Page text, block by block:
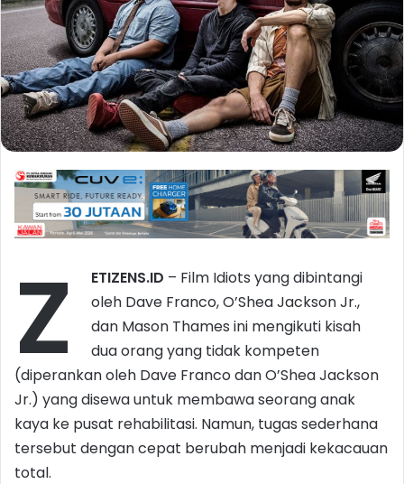
Z ETIZENS.ID – Film Idiots yang dibintangi
oleh Dave Franco, O’Shea Jackson Jr.,
dan Mason Thames ini mengikuti kisah
dua orang yang tidak kompeten
(diperankan oleh Dave Franco dan O’Shea Jackson
Jr.) yang disewa untuk membawa seorang anak
kaya ke pusat rehabilitasi. Namun, tugas sederhana
tersebut dengan cepat berubah menjadi kekacauan
total.